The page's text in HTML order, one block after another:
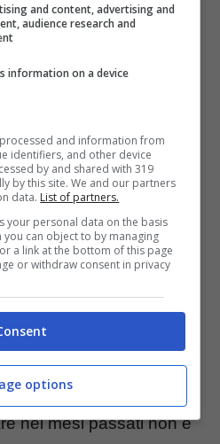
un aneurisma in
il classe 1995, che il
in virtù della sua
e Donne” -.È stato un
non sei mai pronto ad
che lo seguono da
ha confidato di aver
un’operazione,
a buon fine.
tronista si è visto
nei mesi passati non è
and content, advertising and
audience research and
information on a device
and information from
identifiers, and other device
by and shared with 319
by this site. We and our partners
data. List of partners.
your personal data on the basis
can object to by managing
a link at the bottom of this page
or withdraw consent in privacy
options